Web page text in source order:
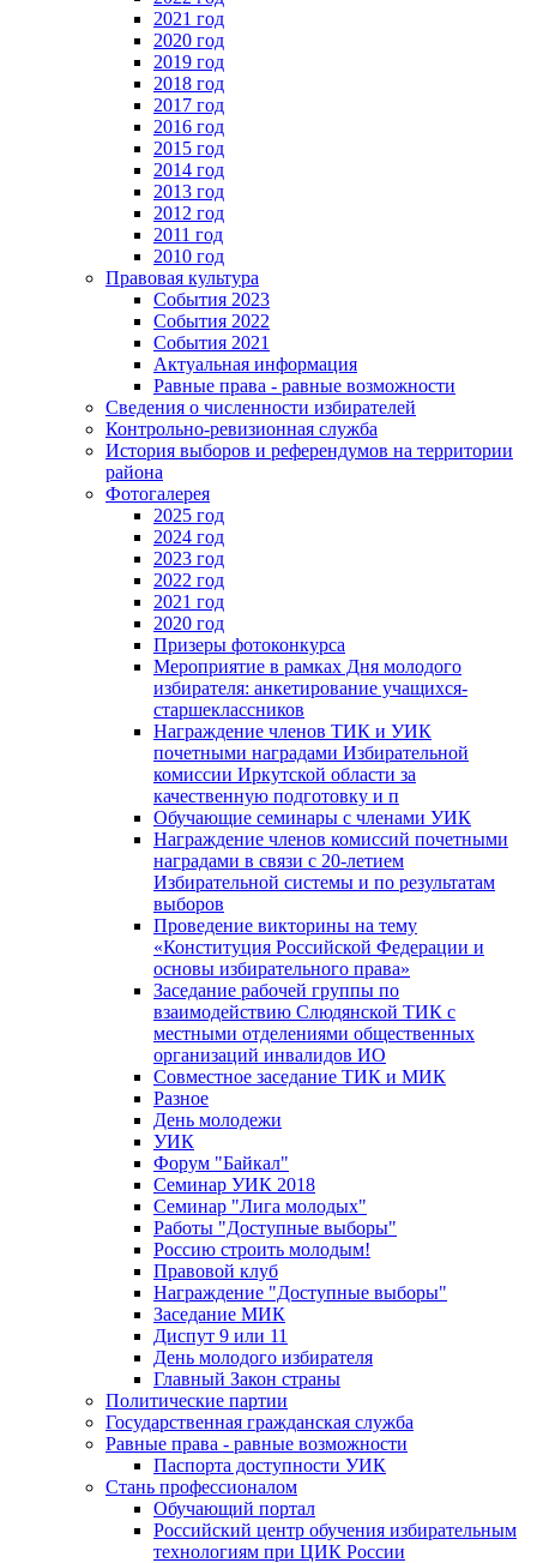
2021 год
2020 год
2019 год
2018 год
2017 год
2016 год
2015 год
2014 год
2013 год
2012 год
2011 год
2010 год
Правовая культура
События 2023
События 2022
События 2021
Актуальная информация
Равные права - равные возможности
Сведения о численности избирателей
Контрольно-ревизионная служба
История выборов и референдумов на территории
района
Фотогалерея
2025 год
2024 год
2023 год
2022 год
2021 год
2020 год
Призеры фотоконкурса
Мероприятие в рамках Дня молодого
избирателя: анкетирование учащихся-
старшеклассников
Награждение членов ТИК и УИК
почетными наградами Избирательной
комиссии Иркутской области за
качественную подготовку и п
Обучающие семинары с членами УИК
Награждение членов комиссий почетными
наградами в связи с 20-летием
Избирательной системы и по результатам
выборов
Проведение викторины на тему
«Конституция Российской Федерации и
основы избирательного права»
Заседание рабочей группы по
взаимодействию Слюдянской ТИК с
местными отделениями общественных
организаций инвалидов ИО
Совместное заседание ТИК и МИК
Разное
День молодежи
УИК
Форум "Байкал"
Семинар УИК 2018
Семинар "Лига молодых"
Работы "Доступные выборы"
Россию строить молодым!
Правовой клуб
Награждение "Доступные выборы"
Заседание МИК
Диспут 9 или 11
День молодого избирателя
Главный Закон страны
Политические партии
Государственная гражданская служба
Равные права - равные возможности
Паспорта доступности УИК
Стань профессионалом
Обучающий портал
Российский центр обучения избирательным
технологиям при ЦИК России